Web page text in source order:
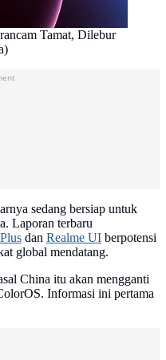
Tamat, Dilebur
sedang bersiap untuk
Laporan terbaru
dan Realme UI berpotensi
global mendatang.
China itu akan mengganti
Informasi ini pertama